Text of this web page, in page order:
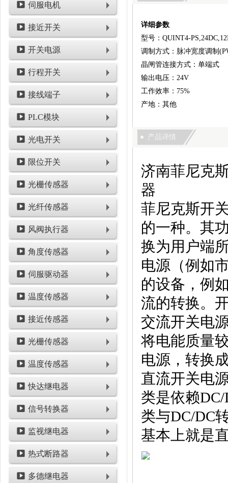
伺服电机
接近开关
开关电源
行程开关
接线端子
PLC模块
光电开关
限位开关
光栅传感器
光纤传感器
风阀执行器
角度传感器
伺服驱动器
温度传感器
接近传感器
光栅传感器
温度传感器
快达继电器
信号转换器
监视继电器
热式断路器
多德继电器
详细参数
型号：QUINT4-
调制方式：脉冲宽度调制
晶闸管连接方式：单端式
输出电压：24V
工作效率：75%
产地：其他
产品详情
济南菲尼克
器
菲尼克斯开
的一种。其
换为用户端
电源（例如
的设备，例
流的转换。
交流开关电
将电能质量
电源，转换
直流开关电
类是依赖
类与DC/DC
基本上就是